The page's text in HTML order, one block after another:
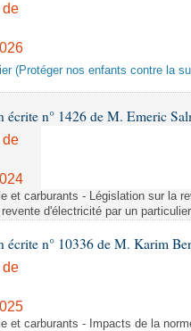
de
(Protéger nos enfants contre la
écrite n° 1426 de M. Emeric
de
et carburants - Législation sur la
d'électricité par un
écrite n° 10336 de M. Karim
de
et carburants - Impacts de la